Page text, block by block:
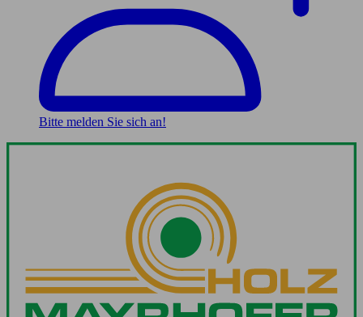
Bitte melden Sie sich an!